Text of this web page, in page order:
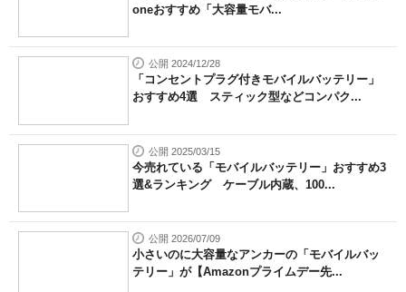
oneおすすめ「大容量モバ...
公開 2024/12/28
「コンセントプラグ付きモバイルバッテリー」
おすすめ4選 スティック型などコンパク...
公開 2025/03/15
今売れている「モバイルバッテリー」おすすめ3
選&ランキング ケーブル内蔵、100...
公開 2026/07/09
小さいのに大容量なアンカーの「モバイルバッ
テリー」が【Amazonプライムデー先...